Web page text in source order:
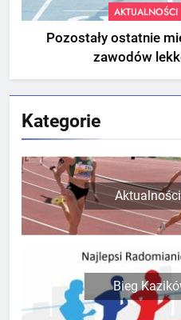
AKTUALNOŚCI
Pozostały ostatnie
zawodów
Kategorie
Aktualności
Bieg